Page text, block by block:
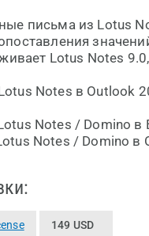
письма из Lotus
Lotus Notes
Notes в Outlook
Notes / Domino в
Notes / Domino в
149 USD